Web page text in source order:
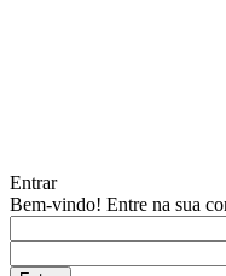
Entrar
Bem-vindo! Entre na sua